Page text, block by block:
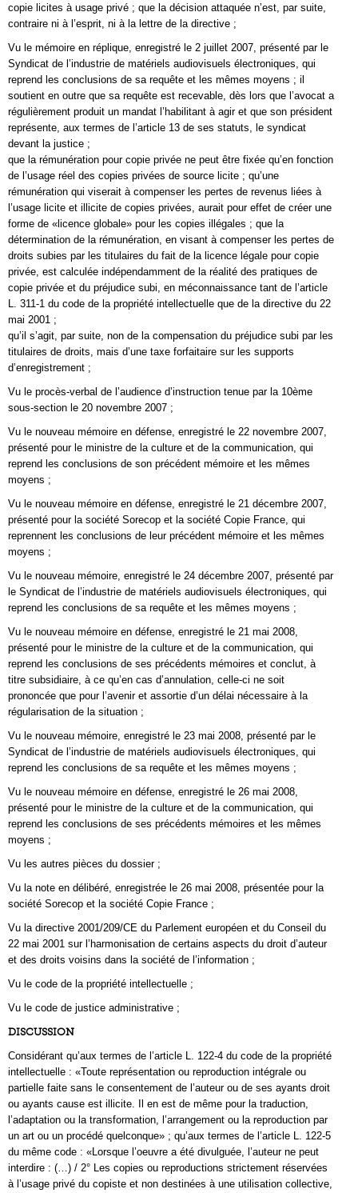
copie licites à usage privé ; que la décision attaquée n’est, par suite,
contraire ni à l’esprit, ni à la lettre de la directive ;
Vu le mémoire en réplique, enregistré le 2 juillet 2007, présenté par le
Syndicat de l’industrie de matériels audiovisuels électroniques, qui
reprend les conclusions de sa requête et les mêmes moyens ; il
soutient en outre que sa requête est recevable, dès lors que l’avocat a
régulièrement produit un mandat l’habilitant à agir et que son président
représente, aux termes de l’article 13 de ses statuts, le syndicat
devant la justice ;
que la rémunération pour copie privée ne peut être fixée qu’en fonction
de l’usage réel des copies privées de source licite ; qu’une
rémunération qui viserait à compenser les pertes de revenus liées à
l’usage licite et illicite de copies privées, aurait pour effet de créer une
forme de «licence globale» pour les copies illégales ; que la
détermination de la rémunération, en visant à compenser les pertes de
droits subies par les titulaires du fait de la licence légale pour copie
privée, est calculée indépendamment de la réalité des pratiques de
copie privée et du préjudice subi, en méconnaissance tant de l’article
L. 311-1 du code de la propriété intellectuelle que de la directive du 22
mai 2001 ;
qu’il s’agit, par suite, non de la compensation du préjudice subi par les
titulaires de droits, mais d’une taxe forfaitaire sur les supports
d’enregistrement ;
Vu le procès-verbal de l’audience d’instruction tenue par la 10ème
sous-section le 20 novembre 2007 ;
Vu le nouveau mémoire en défense, enregistré le 22 novembre 2007,
présenté pour le ministre de la culture et de la communication, qui
reprend les conclusions de son précédent mémoire et les mêmes
moyens ;
Vu le nouveau mémoire en défense, enregistré le 21 décembre 2007,
présenté pour la société Sorecop et la société Copie France, qui
reprennent les conclusions de leur précédent mémoire et les mêmes
moyens ;
Vu le nouveau mémoire, enregistré le 24 décembre 2007, présenté par
le Syndicat de l’industrie de matériels audiovisuels électroniques, qui
reprend les conclusions de sa requête et les mêmes moyens ;
Vu le nouveau mémoire en défense, enregistré le 21 mai 2008,
présenté pour le ministre de la culture et de la communication, qui
reprend les conclusions de ses précédents mémoires et conclut, à
titre subsidiaire, à ce qu’en cas d’annulation, celle-ci ne soit
prononcée que pour l’avenir et assortie d’un délai nécessaire à la
régularisation de la situation ;
Vu le nouveau mémoire, enregistré le 23 mai 2008, présenté par le
Syndicat de l’industrie de matériels audiovisuels électroniques, qui
reprend les conclusions de sa requête et les mêmes moyens ;
Vu le nouveau mémoire en défense, enregistré le 26 mai 2008,
présenté pour le ministre de la culture et de la communication, qui
reprend les conclusions de ses précédents mémoires et les mêmes
moyens ;
Vu les autres pièces du dossier ;
Vu la note en délibéré, enregistrée le 26 mai 2008, présentée pour la
société Sorecop et la société Copie France ;
Vu la directive 2001/209/CE du Parlement européen et du Conseil du
22 mai 2001 sur l’harmonisation de certains aspects du droit d’auteur
et des droits voisins dans la société de l’information ;
Vu le code de la propriété intellectuelle ;
Vu le code de justice administrative ;
DISCUSSION
Considérant qu’aux termes de l’article L. 122-4 du code de la propriété
intellectuelle : «Toute représentation ou reproduction intégrale ou
partielle faite sans le consentement de l’auteur ou de ses ayants droit
ou ayants cause est illicite. Il en est de même pour la traduction,
l’adaptation ou la transformation, l’arrangement ou la reproduction par
un art ou un procédé quelconque» ; qu’aux termes de l’article L. 122-5
du même code : «Lorsque l’oeuvre a été divulguée, l’auteur ne peut
interdire : (…) / 2° Les copies ou reproductions strictement réservées
à l’usage privé du copiste et non destinées à une utilisation collective,